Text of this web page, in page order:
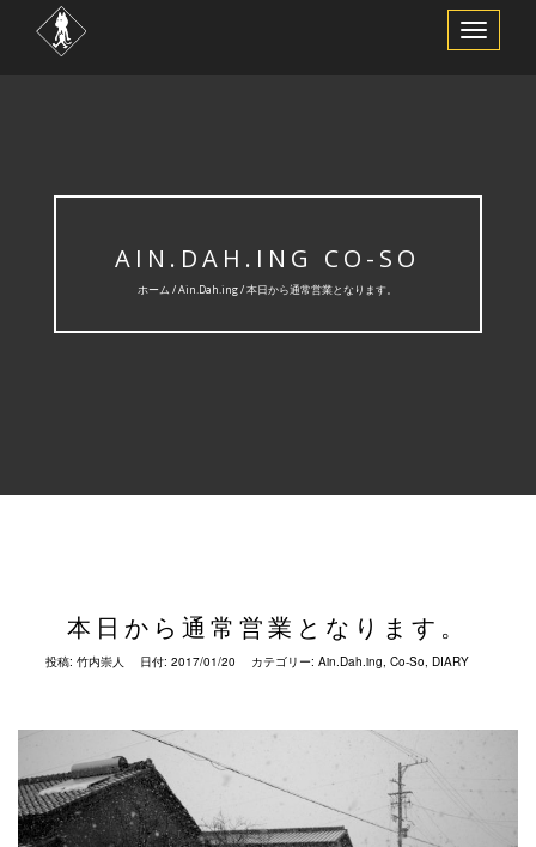
ナ
ビ
替
AIN.DAH.ING CO-SO
ホーム /Ain.Dah.ing/ 本日から通常営業となります。
本日から通常営業となります。
投稿: 竹内崇人 日付: 2017/01/20 カテゴリー: Ain.Dah.ing, Co-So, DIARY